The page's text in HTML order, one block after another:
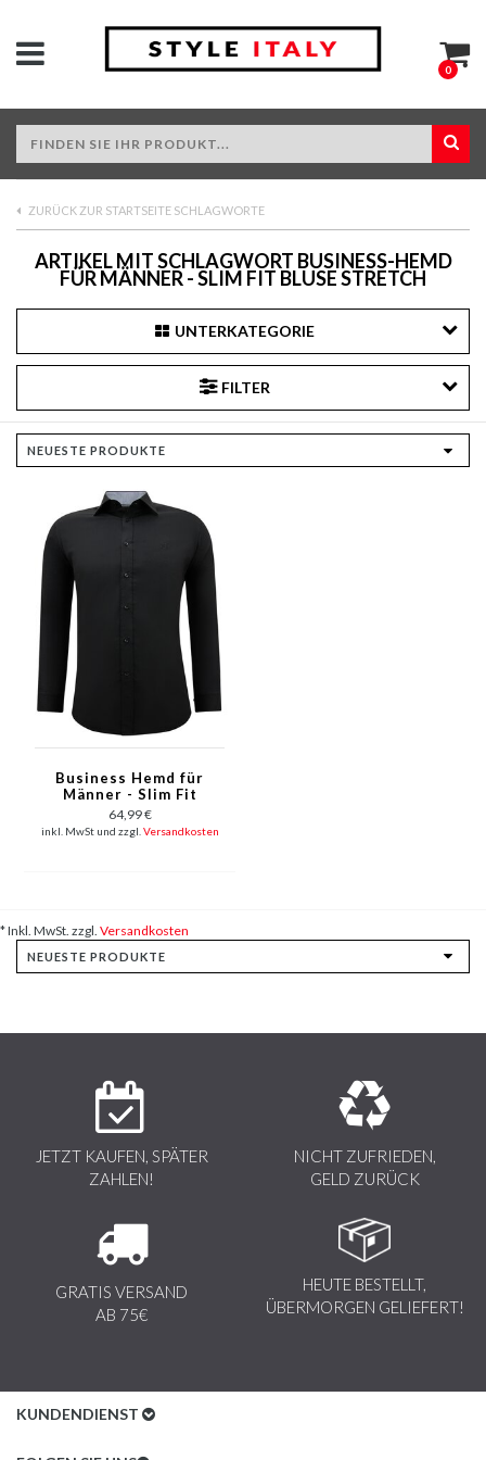
0
ZURÜCK ZUR STARTSEITE SCHLAGWORTE
ARTIKEL MIT SCHLAGWORT BUSINESS-HEMD
FÜR MÄNNER - SLIM FIT BLUSE STRETCH
UNTERKATEGORIE
FILTER
Business Hemd für
Männer - Slim Fit
Bluse Stretch -
Schwarz
64,99 €
inkl. MwSt und zzgl. Versandkosten
* Inkl. MwSt. zzgl. Versandkosten
JETZT KAUFEN, SPÄTER
ZAHLEN!
NICHT ZUFRIEDEN,
GELD ZURÜCK
GRATIS VERSAND
AB 75€
HEUTE BESTELLT,
ÜBERMORGEN GELIEFERT!
KUNDENDIENST
Kundenservice